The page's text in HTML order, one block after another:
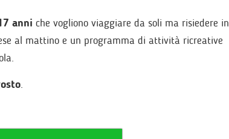
anni che vogliono viaggiare da soli ma risiedere in
al mattino e un programma di attività ricreative
.